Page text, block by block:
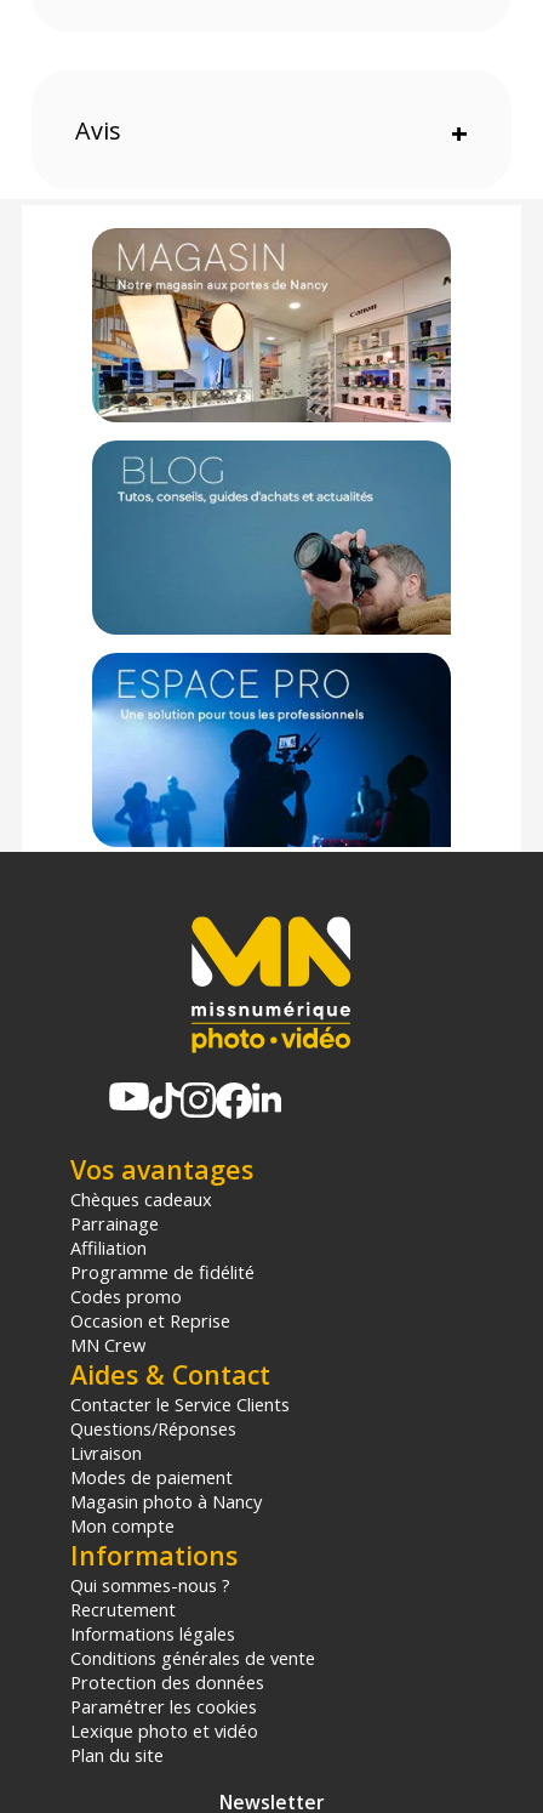
Dimensions : 80 x 58 x 25 mm
Offre valable jusqu'au 06-08-2026 inclus.
Code EAN JJC DCH-DB110 Chargeur de batterie triple USB
(Ricoh DB-110/Olympus LI-90B/Canon LP-E8) - Chargeur de
batterie - Achat et Prix :6950291562869
(1) Sous réserve d'éligibilité.
(2) Nombre de points Fidélité estimés, hors remises au panier, basé
sur le prix TTC en €, les points seront effectivement calculés dans le
Avis +
Vos avantages
Chèques cadeaux
Parrainage
Affiliation
Programme de fidélité
Codes promo
Occasion et Reprise
MN Crew
Aides & Contact
Contacter le Service Clients
Questions/Réponses
Livraison
Modes de paiement
Magasin photo à Nancy
Mon compte
Informations
Qui sommes-nous ?
Recrutement
Informations légales
Conditions générales de vente
Protection des données
Paramétrer les cookies
Lexique photo et vidéo
Plan du site
Newsletter